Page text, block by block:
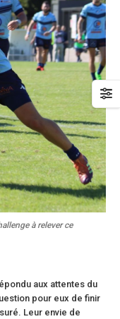
à relever ce
aux attentes du
pour eux de finir
Leur envie de